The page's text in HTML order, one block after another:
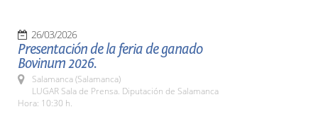
26/03/2026
Presentación de la feria de ganado
Bovinum 2026.
Salamanca (Salamanca)
LUGAR Sala de Prensa. Diputación de Salamanca
Hora: 10:30 h.